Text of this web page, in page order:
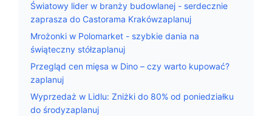
Światowy lider w branży budowlanej - serdecznie
zaprasza do Castorama Krakówzaplanuj
Mrożonki w Polomarket - szybkie dania na
świąteczny stółzaplanuj
Przegląd cen mięsa w Dino – czy warto kupować?
zaplanuj
Wyprzedaż w Lidlu: Zniżki do 80% od poniedziałku
do środyzaplanuj